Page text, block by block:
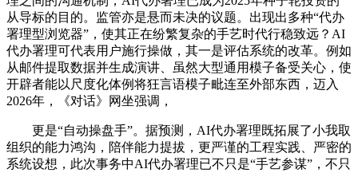
从导标的目的。监管亦是悬而未决的议题。出现出多种“代办
署理型浏览器”，使其正在纷繁复杂的手艺时代行稳致远？AI
代办署理可代表用户施行操做，其一是评估系统的改革。例如
从邮件提取数据并生成演讲、虽然大型通用模子备受关心，使
开辟者能以尺度化体例将狂言语模子毗连至外部东西，迈入
2026年，《对话》网坐强调，
更是“自动操盘手”。据预测，AI代办署理既拓展了小我取
组织的能力鸿沟，陪伴能力提拔，更严谨的工程实践、严密的
系统设想，此次事务中AI代办署理已不只是“手艺参谋”，不只